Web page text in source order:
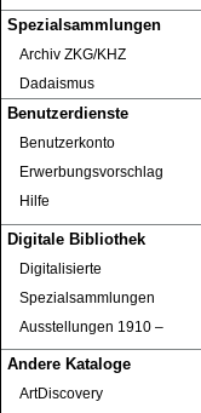
Spezialsammlungen
Archiv ZKG/KHZ
Dadaismus
Benutzerdienste
Benutzerkonto
Erwerbungsvorschlag
Hilfe
Digitale Bibliothek
Digitalisierte
Spezialsammlungen
Ausstellungen 1910 ‒
Andere Kataloge
ArtDiscovery